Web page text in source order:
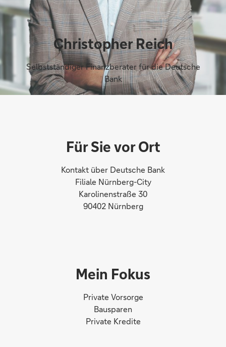
Christopher Reich
Selbstständiger Finanzberater für die Deutsche
Bank
Für Sie vor Ort
Kontakt über Deutsche Bank
Filiale Nürnberg-City
Karolinenstraße 30
90402 Nürnberg
Mein Fokus
Private Vorsorge
Bausparen
Private Kredite